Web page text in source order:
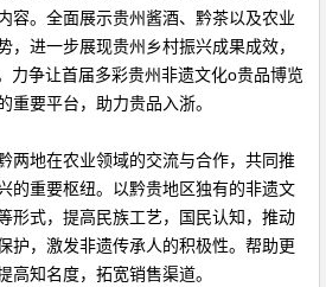
容。全面展示贵州酱酒、黔茶以及农业
，进一步展现贵州乡村振兴成果成效，
力争让首届多彩贵州非遗文化o贵品博览
重要平台，助力贵品入浙。
两地在农业领域的交流与合作，共同推
的重要枢纽。以黔贵地区独有的非遗文
形式，提高民族工艺，国民认知，推动
护，激发非遗传承人的积极性。帮助更
高知名度，拓宽销售渠道。